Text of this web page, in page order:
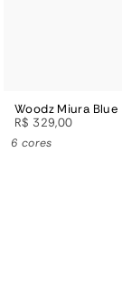
Woodz Miura Blue
R$ 329,00
6 cores